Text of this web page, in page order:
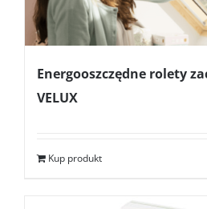
Energooszczędne rolety
VELUX
Kup produkt